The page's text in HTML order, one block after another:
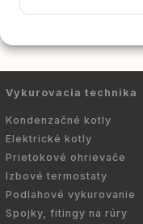
Vykurovacia technika
Kondenzačné kotly
Elektrické kotly
Prietokové ohrievače
Izbové termostaty
Podlahové vykurovanie
Spojky, fitingy na rúry